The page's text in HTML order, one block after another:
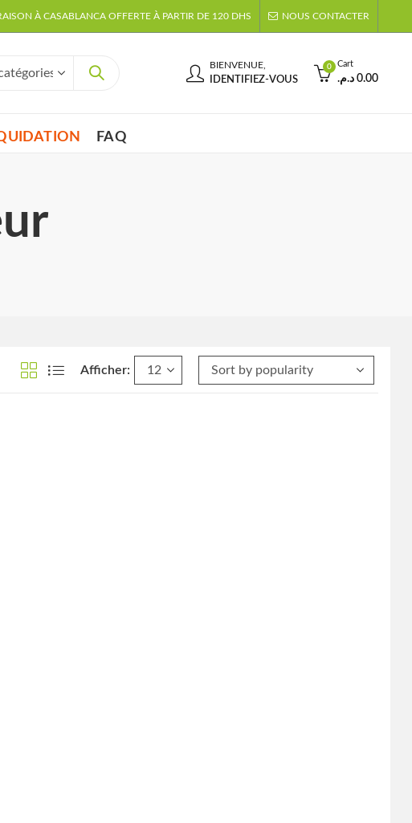
À CASABLANCA OFFERTE À PARTIR DE 120 DHS NOUS CONTACTER
BIENVENUE,
IDENTIFIEZ-VOUS
0 Cart
0.00 د.م.
FAQ
Afficher: